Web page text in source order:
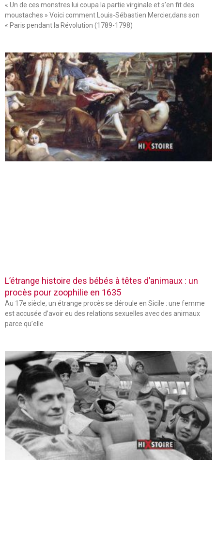
« Un de ces monstres lui coupa la partie virginale et s’en fit des
moustaches » Voici comment Louis-Sébastien Mercier,dans son
« Paris pendant la Révolution (1789-1798)
L’étrange histoire des bébés à têtes d’animaux : un
procès pour zoophilie en 1635
Au 17e siècle, un étrange procès se déroule en Sicile : une femme
est accusée d’avoir eu des relations sexuelles avec des animaux
parce qu’elle